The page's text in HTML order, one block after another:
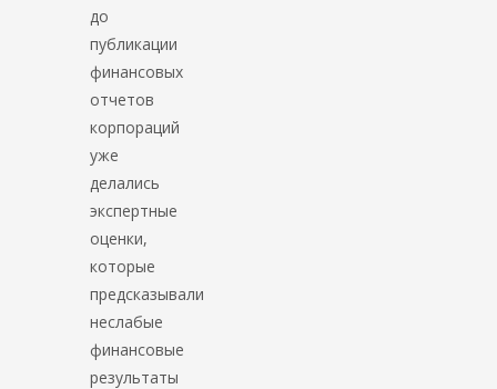
до
публикации
финансовых
отчетов
корпораций
уже
делались
экспертные
оценки,
которые
предсказывали
неслабые
финансовые
результаты